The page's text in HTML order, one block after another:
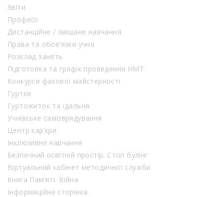
Звіти
Професії
Дистанційне / змішане навчання
Права та обов’язки учня
Розклад занять
Підготовка та графік проведення НМТ
Конкурси фахової майстерності
Гуртки
Гуртожиток та їдальня
Учнівське самоврядування
Центр кар’єри
Інклюзивне навчання
Безпечний освітній простір. Стоп булінг
Віртуальний кабінет методичної служби
Книга Пам’яті. Війна
Інформаційна сторінка